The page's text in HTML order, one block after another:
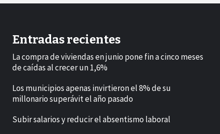
Entradas recientes
La compra de viviendas en junio pone fin a cinco meses
de caídas al crecer un 1,6%
Los municipios apenas invirtieron el 8% de su
millonario superávit el año pasado
Subir salarios y reducir el absentismo laboral